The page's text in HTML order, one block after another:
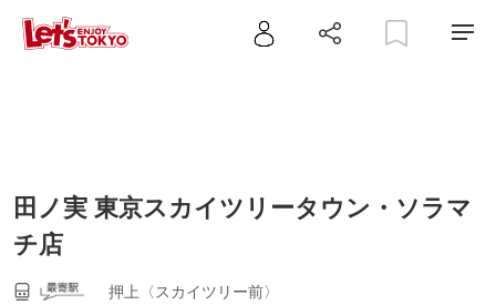
田ノ実 東京スカイツリータウン・ソラマ
チ店
押上〈スカイツリー前〉